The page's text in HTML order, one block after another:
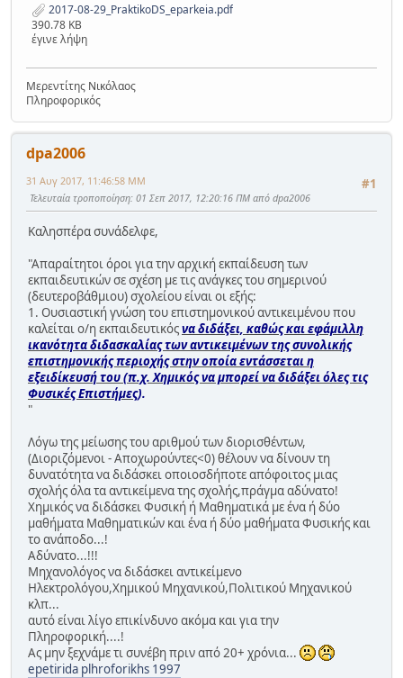
2017-08-29_PraktikoDS_eparkeia.pdf
390.78 KB
έγινε λήψη
Μερεντίτης Νικόλαος
Πληροφορικός
dpa2006
#1
31 Αυγ 2017, 11:46:58 ΜΜ
Τελευταία τροποποίηση: 01 Σεπ 2017, 12:20:16 ΠΜ από dpa2006
Καλησπέρα συνάδελφε,
"Απαραίτητοι όροι για την αρχική εκπαίδευση των
εκπαιδευτικών σε σχέση με τις ανάγκες του σημερινού
(δευτεροβάθμιου) σχολείου είναι οι εξής:
1. Ουσιαστική γνώση του επιστημονικού αντικειμένου που
καλείται ο/η εκπαιδευτικόςνα διδάξει, καθώς και εφάμιλλη
ικανότητα διδασκαλίας των αντικειμένων της συνολικής
επιστημονικής περιοχής στην οποία εντάσσεται η
εξειδίκευσή του (π.χ. Χημικός να μπορεί να διδάξει όλες τις
Φυσικές Επιστήμες).
"
Λόγω της μείωσης του αριθμού των διορισθέντων,
(Διοριζόμενοι - Αποχωρούντες<0) θέλουν να δίνουν τη
δυνατότητα να διδάσκει οποιοσδήποτε απόφοιτος μιας
σχολής όλα τα αντικείμενα της σχολής,πράγμα αδύνατο!
Χημικός να διδάσκει Φυσική ή Μαθηματικά με ένα ή δύο
μαθήματα Μαθηματικών και ένα ή δύο μαθήματα Φυσικής και
το ανάποδο...!
Αδύνατο...!!!
Μηχανολόγος να διδάσκει αντικείμενο
Ηλεκτρολόγου,Χημικού Μηχανικού,Πολιτικού Μηχανικού
κλπ...
αυτό είναι λίγο επικίνδυνο ακόμα και για την
Πληροφορική....!
Ας μην ξεχνάμε τι συνέβη πριν από 20+ χρόνια...
epetirida plhroforikhs 1997